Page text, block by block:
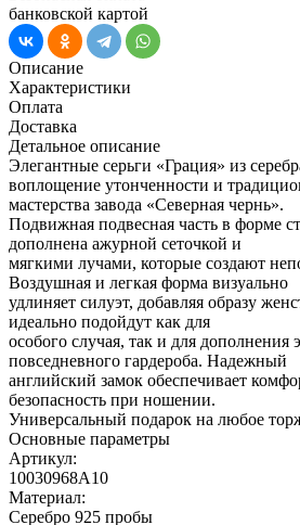
банковской картой
Описание
Характеристики
Оплата
Доставка
Детальное описание
Элегантные серьги «Грация» из
воплощение утонченности и
мастерства завода «Северная чернь».
Подвижная подвесная часть в форме
дополнена ажурной сеточкой и
мягкими лучами, которые создают
Воздушная и легкая форма визуально
удлиняет силуэт, добавляя образу
идеально подойдут как для
особого случая, так и для дополнения
повседневного гардероба. Надежный
английский замок обеспечивает
безопасность при ношении.
Универсальный подарок на любое
Основные параметры
Артикул:
10030968А10
Материал:
Серебро 925 пробы